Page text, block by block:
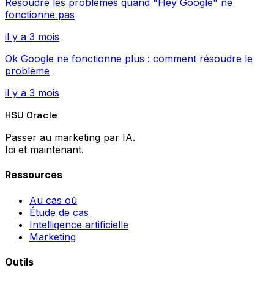
Résoudre les problèmes quand "Hey Google" ne
fonctionne pas
il y a 3 mois
Ok Google ne fonctionne plus : comment résoudre le
problème
il y a 3 mois
HSU Oracle
Passer au marketing par IA.
Ici et maintenant.
Ressources
Au cas où
Étude de cas
Intelligence artificielle
Marketing
Outils